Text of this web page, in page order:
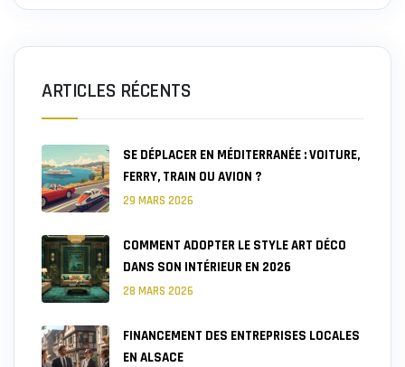
ARTICLES RÉCENTS
SE DÉPLACER EN MÉDITERRANÉE : VOITURE,
FERRY, TRAIN OU AVION ?
29 MARS 2026
COMMENT ADOPTER LE STYLE ART DÉCO
DANS SON INTÉRIEUR EN 2026
28 MARS 2026
FINANCEMENT DES ENTREPRISES LOCALES
EN ALSACE